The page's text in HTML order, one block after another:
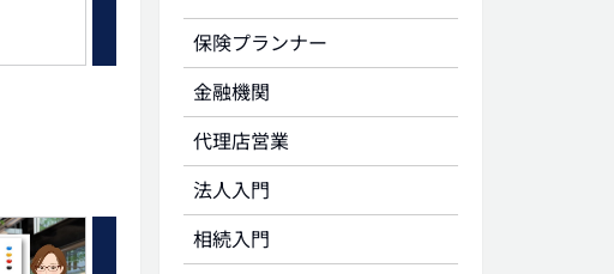
保険プランナー
金融機関
代理店営業
法人入門
相続入門